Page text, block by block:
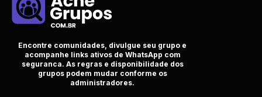
Encontre comunidades, divulgue seu grupo e
acompanhe links ativos de WhatsApp com
seguranca. As regras e disponibilidade dos
grupos podem mudar conforme os
administradores.